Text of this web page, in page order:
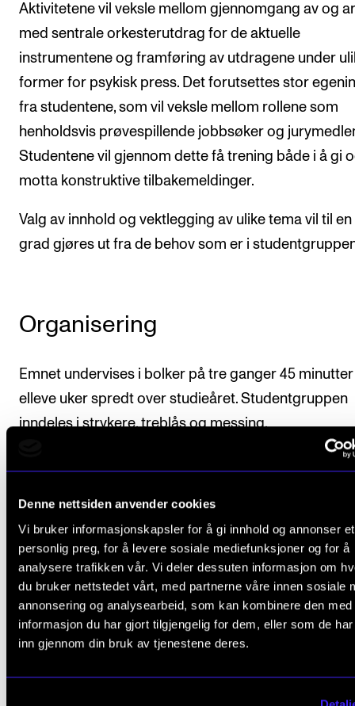
Denne nettsiden anvender cookies
Vi bruker informasjonskapsler for å gi innhold og annonser et
personlig preg, for å levere sosiale mediefunksjoner og for å
analysere trafikken vår. Vi deler dessuten informasjon om
du bruker nettstedet vårt, med partnerne våre innen sosiale
annonsering og analysearbeid, som kan kombinere den med
informasjon du har gjort tilgjengelig for dem, eller som de
inn gjennom din bruk av tjenestene deres.
Aktivitetene vil veksle mellom gjennomgang av og
med sentrale orkesterutdrag for de aktuelle
instrumentene og framføring av utdragene under
former for psykisk press. Det forutsettes stor
fra studentene, som vil veksle mellom rollene som
henholdsvis prøvespillende jobbsøker og
Studentene vil gjennom dette få trening både i å gi
motta konstruktive tilbakemeldinger.
Valg av innhold og vektlegging av ulike tema vil til en
grad gjøres ut fra de behov som er i
Organisering
Emnet undervises i bolker på tre ganger 45 minutter
elleve uker spredt over studieåret. Studentgruppen
inndeles i strykere, treblås og messing.
Arbeidskrav
Det er obligatorisk, aktiv deltagelse i
Dette innebærer normalt at fravær på mer enn
prosent fører til at studenten ikke får godkjent
emnet.